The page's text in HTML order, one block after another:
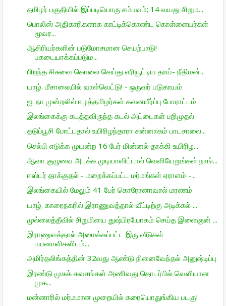
தமிழர் பகுதியில் இப்படியொரு சம்பவம்; 14 வயது சிறும...
பொலிஸ் அதிகாரிகளாக காட்டிக்கொண்ட கொள்ளையர்கள்
மூவர...
ஆசிரியர்களின் படுமோசமான செயற்பாடு!
பகடையாக்கப்படும...
பிறந்த சிசுவை கொலை செய்து எரியூட்டிய தாய்- நீதிமன்...
யாழ். மீசாலையில் வாள்வெட்டு! - ஒருவர் படுகாயம்
ஐ. நா முன்றலில் ஈழத்தமிழர்கள் கவனயீர்ப்பு போராட்டம்
இலங்கைக்கு கடத்தவிருந்த கடல் அட்டைகள் பறிமுதல்
தடுப்பூசி போட்டதால் உயிரிழந்தாரா சுன்னாகம் பாடசாலை...
செல்பி எடுக்க முயன்ற 16 பேர் மின்னல் தாக்கி உயிரிழ...
ஆவா குழுவை அடக்க முடியாவிட்டால் வெளியேறுங்கள் நாங்...
ஈஸ்டர் தாக்குதல் - மறைக்கப்பட்ட மர்மங்கள் ஏராளம் -...
இலங்கையில் மேலும் 41 பேர் கொரோனாவால் மரணம்
யாழ். காரைநகரில் இராணுவத்தால் வீட்டிற்கு அடிக்கல் ...
முல்லைத்தீவில் சிறுமியை துஷ்பிரயோகம் செய்த இளைஞன் ...
இராணுவத்தால் அமைக்கப்பட்ட இரு வீடுகள்
பயனாளிகளிடம்...
அமிர்தலிங்கத்தின் 32வது ஆண்டு நினைவேந்தல் அனுஷ்டிப்பு
இரண்டு முகக் கவசங்கள் அணிவது தொடர்பில் வெளியான
முக...
மன்னாரில் மர்மமான முறையில் கரையொதுங்கிய படகு!